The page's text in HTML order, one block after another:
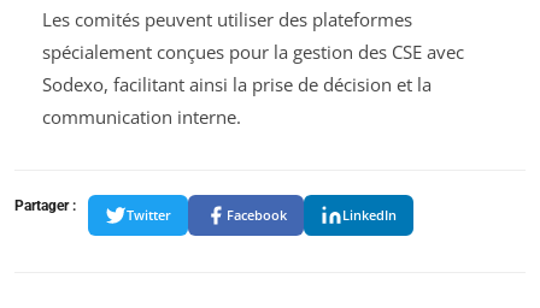
Les comités peuvent utiliser des plateformes
spécialement conçues pour la gestion des CSE avec
Sodexo, facilitant ainsi la prise de décision et la
communication interne.
Partager :
Twitter Facebook LinkedIn